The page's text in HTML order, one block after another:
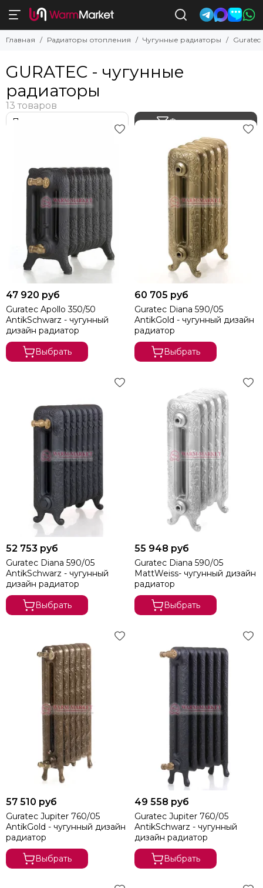
Чугунные радиаторы
Хай-тек
Классик
Exemet
Guratec
Fakora
Chappee
Retro Style
Главная Радиаторы отопления Чугунные радиаторы Guratec
GURATEC - чугунные
радиаторы
Фильтр товаров
47 920 руб
Guratec Apollo 350/50
AntikSchwarz - чугунный
дизайн радиатор
Выбрать
60 705 руб
Guratec Diana 590/05
AntikGold - чугунный дизайн
радиатор
Выбрать
52 753 руб
Guratec Diana 590/05
AntikSchwarz - чугунный
дизайн радиатор
Выбрать
55 948 руб
Guratec Diana 590/05
MattWeiss- чугунный дизайн
радиатор
Выбрать
57 510 руб
Guratec Jupiter 760/05
AntikGold - чугунный дизайн
радиатор
Выбрать
49 558 руб
Guratec Jupiter 760/05
AntikSchwarz - чугунный
дизайн радиатор
Выбрать